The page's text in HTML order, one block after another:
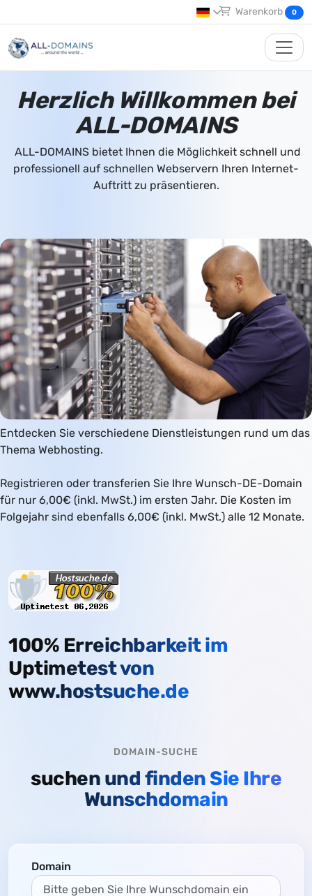
Warenkorb 0
Herzlich Willkommen bei
ALL-DOMAINS
ALL-DOMAINS bietet Ihnen die Möglichkeit schnell und
professionell auf schnellen Webservern Ihren Internet-
Auftritt zu präsentieren.
Entdecken Sie verschiedene Dienstleistungen rund um das
Thema Webhosting.
Registrieren oder transferien Sie Ihre Wunsch-DE-Domain
für nur 6,00€ (inkl. MwSt.) im ersten Jahr. Die Kosten im
Folgejahr sind ebenfalls 6,00€ (inkl. MwSt.) alle 12 Monate.
100% Erreichbarkeit im
Uptimetest von
www.hostsuche.de
DOMAIN-SUCHE
suchen und finden Sie Ihre
Wunschdomain
Domain